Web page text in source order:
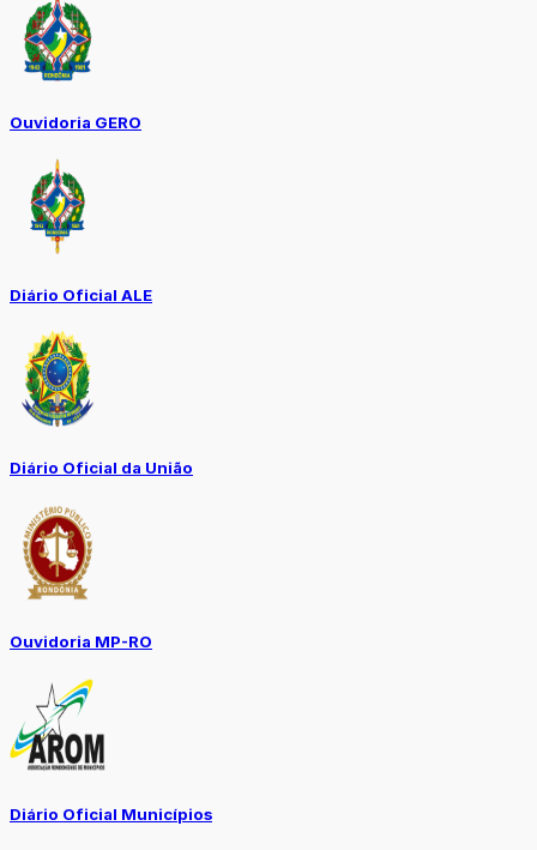
Ouvidoria GERO
Diário Oficial ALE
Diário Oficial da União
Ouvidoria MP-RO
Diário Oficial Municípios